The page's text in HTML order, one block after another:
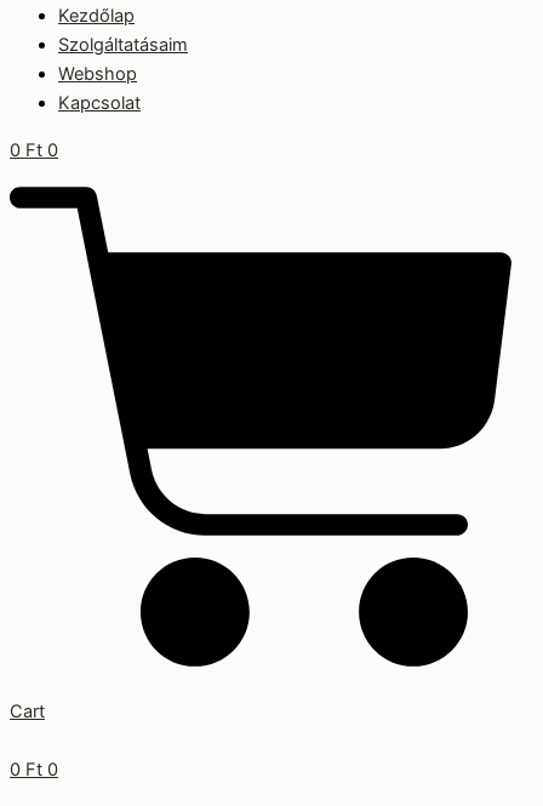
Kezdőlap
Szolgáltatásaim
Webshop
Kapcsolat
0 Ft 0
Cart
0 Ft 0